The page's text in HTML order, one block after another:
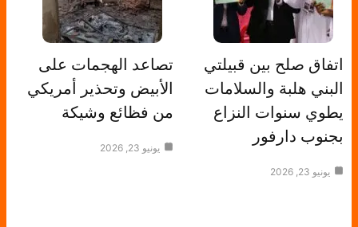
اتفاق صلح بين قبيلتي
البني هلبة والسلامات
يطوي سنوات النزاع
بجنوب دارفور
يونيو 23, 2026
تصاعد الهجمات على
الأبيض وتحذير أمريكي
من فظائع وشيكة
يونيو 23, 2026